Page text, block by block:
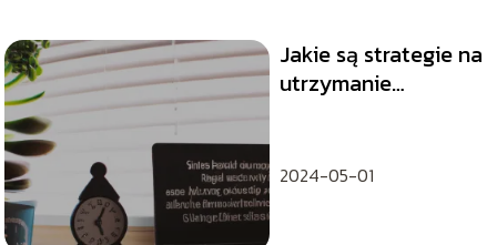
Jakie są strategie na
utrzymanie
2024-05-01